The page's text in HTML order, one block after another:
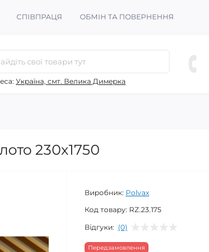
СПІВПРАЦЯ ОБМІН ТА ПОВЕРНЕННЯ
Україна, смт. Велика Димерка
230х1750
Виробник: Polvax
Код товару: RZ.23.175
Відгуки: (0)
Передзамовлення